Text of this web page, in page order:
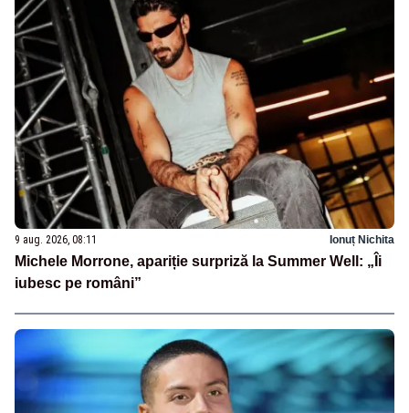
9 aug. 2026, 08:11 Ionuț Nichita
Michele Morrone, apariție surpriză la Summer Well: „Îi
iubesc pe români”